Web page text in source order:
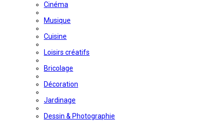
Cinéma
Musique
Cuisine
Loisirs créatifs
Bricolage
Décoration
Jardinage
Dessin & Photographie